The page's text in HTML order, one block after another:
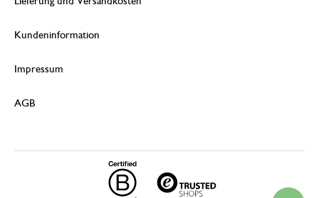
Kundeninformation
Impressum
AGB